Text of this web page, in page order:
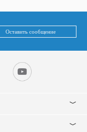
Оставить сообщение